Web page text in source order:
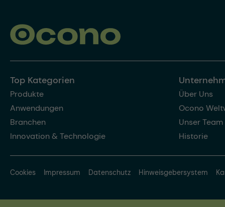
Top Kategorien
Produkte
Anwendungen
Branchen
Innovation & Technologie
Über Uns
Ocono
Unser Team
Historie
Cookies Impressum Datenschutz Hinweisgebersystem